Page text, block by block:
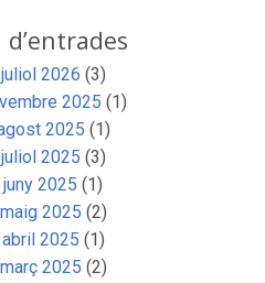
juliol 2026 (3)
2025 (1)
2025 (1)
juliol 2025 (3)
juny 2025 (1)
maig 2025 (2)
abril 2025 (1)
març 2025 (2)